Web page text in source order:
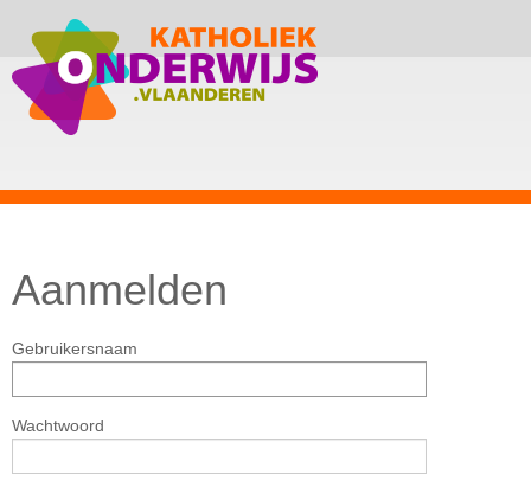
Aanmelden
Gebruikersnaam
Wachtwoord